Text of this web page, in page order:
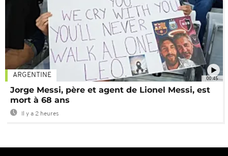
00:45
ARGENTINE
Jorge Messi, père et agent de Lionel Messi, est
mort à 68 ans
Il y a 2 heures